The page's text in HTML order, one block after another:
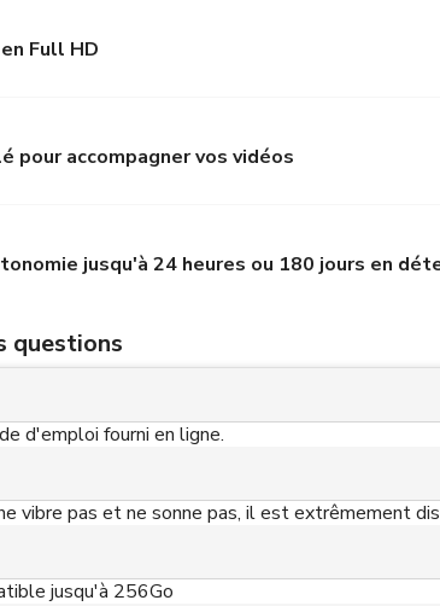
Full HD
pour accompagner vos vidéos
jusqu'à 24 heures ou 180 jours en
questions
d'emploi fourni en ligne.
vibre pas et ne sonne pas, il est extrêmement
jusqu'à 256Go